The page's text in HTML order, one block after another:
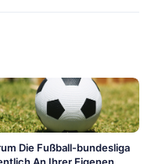
Die Fußball-bundesliga